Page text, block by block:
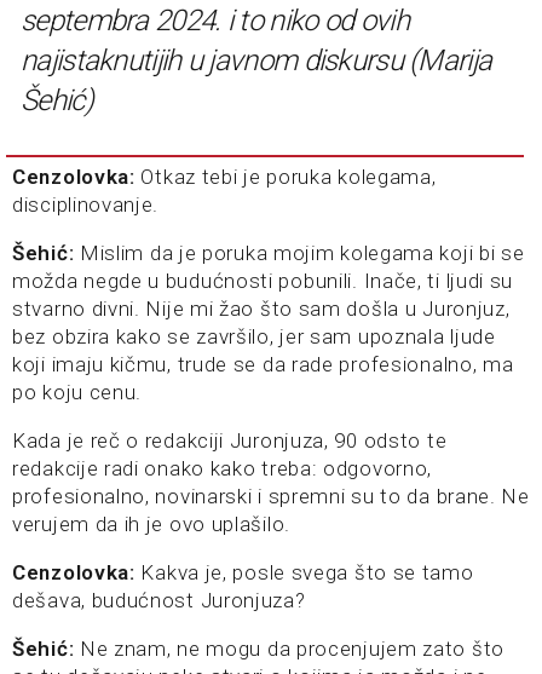
septembra 2024. i to niko od ovih
najistaknutijih u javnom diskursu (Marija
Šehić)
Cenzolovka: Otkaz tebi je poruka kolegama,
disciplinovanje.
Šehić: Mislim da je poruka mojim kolegama koji bi se
možda negde u budućnosti pobunili. Inače, ti ljudi su
stvarno divni. Nije mi žao što sam došla u Juronjuz,
bez obzira kako se završilo, jer sam upoznala ljude
koji imaju kičmu, trude se da rade profesionalno, ma
po koju cenu.
Kada je reč o redakciji Juronjuza, 90 odsto te
redakcije radi onako kako treba: odgovorno,
profesionalno, novinarski i spremni su to da brane. Ne
verujem da ih je ovo uplašilo.
Cenzolovka: Kakva je, posle svega što se tamo
dešava, budućnost Juronjuza?
Šehić: Ne znam, ne mogu da procenjujem zato što